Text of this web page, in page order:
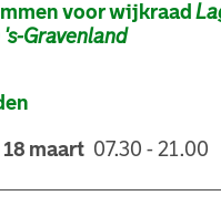
voor wijkraad
Gravenland
maart 07.30 - 21.00